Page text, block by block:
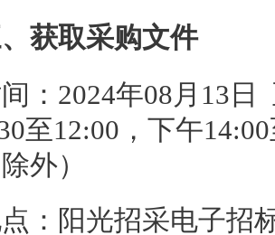
获取采购文件
：2024年08月13
至12:00，下午
外）
：阳光招采电子招